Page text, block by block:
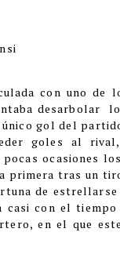
con uno de
desarbolar
gol del
goles al
ocasiones
primera tras un
de
con el
en el que